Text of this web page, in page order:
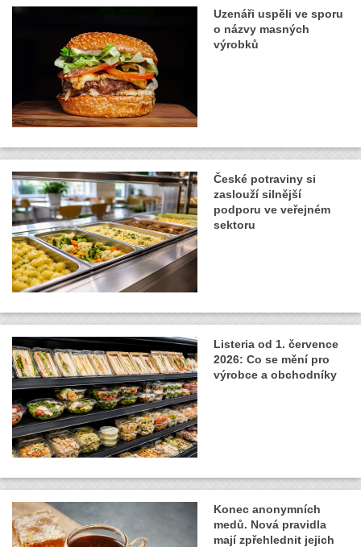
Uzenáři uspěli ve sporu
o názvy masných
výrobků
České potraviny si
zaslouží silnější
podporu ve veřejném
sektoru
Listeria od 1. července
2026: Co se mění pro
výrobce a obchodníky
Konec anonymních
medů. Nová pravidla
mají zpřehlednit jejich